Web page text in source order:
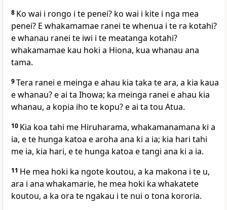
8 Ko wai i rongo i te penei? ko wai i kite i nga mea
penei? E whakamamae ranei te whenua i te ra kotahi?
e whanau ranei te iwi i te meatanga kotahi?
whakamamae kau hoki a Hiona, kua whanau ana
tama.
9Tera ranei e meinga e ahau kia taka te ara, a kia kaua
e whanau? e ai ta Ihowa; ka meinga ranei e ahau kia
whanau, a kopia iho te kopu? e ai ta tou Atua.
10 Kia koa tahi me Hiruharama, whakamanamana ki a
ia, e te hunga katoa e aroha ana ki a ia; kia hari tahi
me ia, kia hari, e te hunga katoa e tangi ana ki a ia.
11 He mea hoki ka ngote koutou, a ka makona i te u,
ara i ana whakamarie, he mea hoki ka whakatete
koutou, a ka ora te ngakau i te nui o tona kororia.